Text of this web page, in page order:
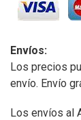
Envíos:
Los precios
envío. Envío
Los envíos al